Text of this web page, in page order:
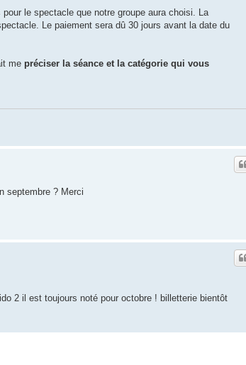
le spectacle que notre groupe aura choisi. La
Le paiement sera dû 30 jours avant la date du
me préciser la séance et la catégorie qui vous
septembre ? Merci
2 il est toujours noté pour octobre ! billetterie bientôt